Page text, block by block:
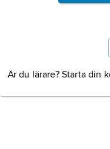
Är du lärare? Starta din